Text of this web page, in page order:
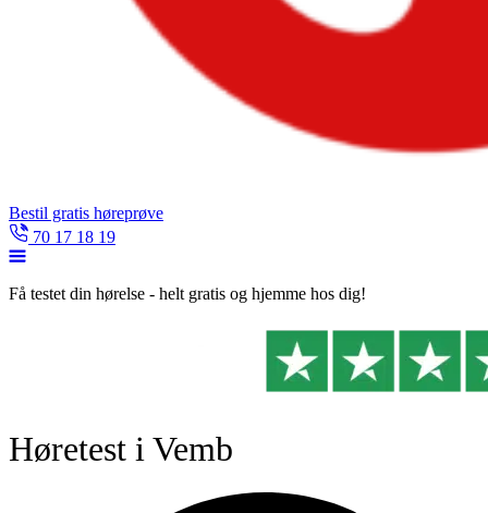
Bestil gratis høreprøve
70 17 18 19
Få testet din hørelse - helt gratis og hjemme hos dig!
Høretest i Vemb